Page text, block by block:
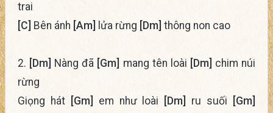
trai
[C] Bên ánh [Am] lửa rừng [Dm] thông non cao
2. [Dm] Nàng đã [Gm] mang tên loài [Dm] chim núi
rừng
Giọng hát
[Gm] em như loài [Dm] ru suối
[Gm]